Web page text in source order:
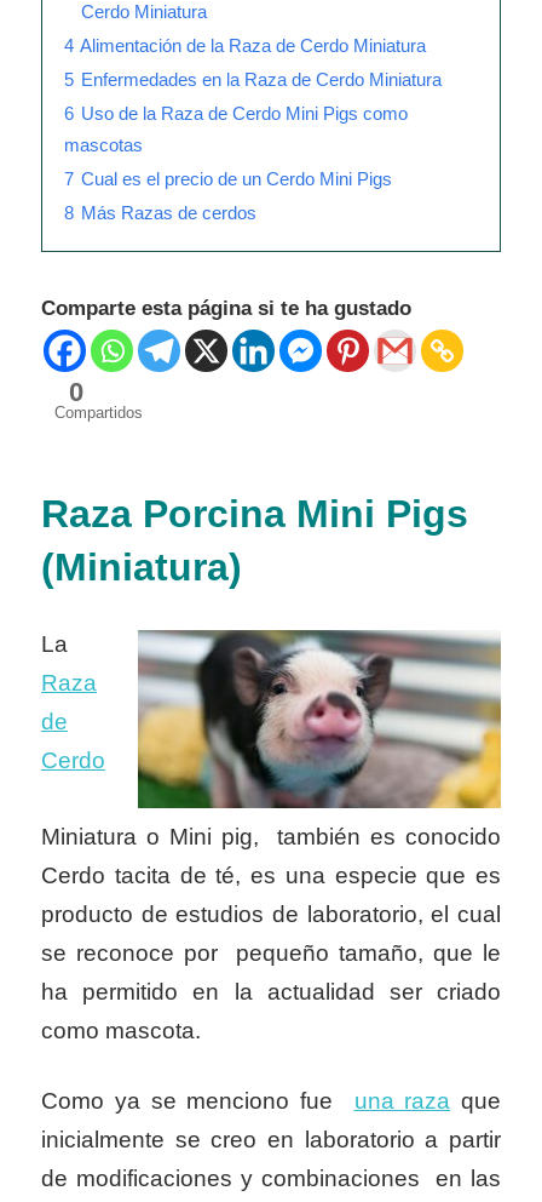
Cerdo Miniatura
4 Alimentación de la Raza de Cerdo Miniatura
5 Enfermedades en la Raza de Cerdo Miniatura
6 Uso de la Raza de Cerdo Mini Pigs como
mascotas
7 Cual es el precio de un Cerdo Mini Pigs
8 Más Razas de cerdos
Comparte esta página si te ha gustado
0
Compartidos
Raza Porcina Mini Pigs
(Miniatura)
La
Raza
de
Cerdo
Miniatura o Mini pig, también es conocido
Cerdo tacita de té, es una especie que es
producto de estudios de laboratorio, el cual
se reconoce por pequeño tamaño, que le
ha permitido en la actualidad ser criado
como mascota.
Como ya se menciono fue una raza que
inicialmente se creo en laboratorio a partir
de modificaciones y combinaciones en las